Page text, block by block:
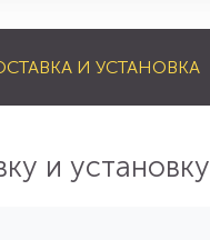
И УСТАНОВКА
и установку